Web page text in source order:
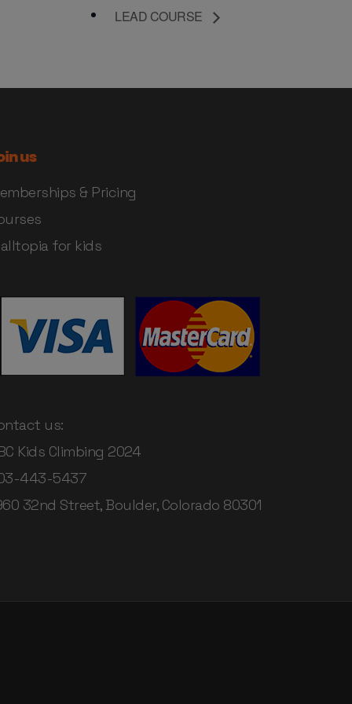
LEAD COURSE
us
& Pricing
for kids
us:
Kids Climbing 2024
443-5437
32nd Street, Boulder, Colorado 80301